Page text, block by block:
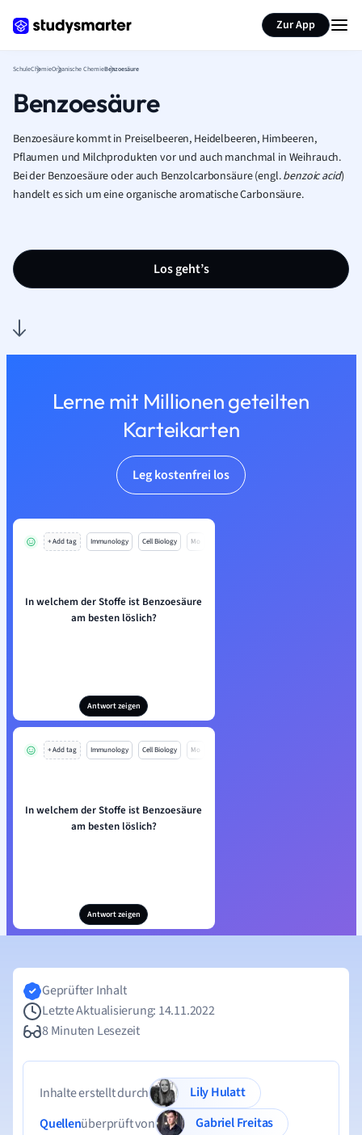
Zur App
SchuleChemieOrganische ChemieBenzoesäure
Benzoesäure
Benzoesäure kommt in Preiselbeeren, Heidelbeeren, Himbeeren,
Pflaumen und Milchprodukten vor und auch manchmal in Weihrauch.
Bei der Benzoesäure oder auch Benzolcarbonsäure (engl.benzoic acid)
handelt es sich um eine organische aromatische Carbonsäure.
Los geht’s
Lerne mit Millionen geteilten
Karteikarten
Leg kostenfrei los
+ Add tag Immunology Cell Biology Mo
In welchem der Stoffe ist Benzoesäure
am besten löslich?
Antwort zeigen
+ Add tag Immunology Cell Biology Mo
In welchem der Stoffe ist Benzoesäure
am besten löslich?
Antwort zeigen
Seite zusammenfassen
Geprüfter Inhalt
Letzte Aktualisierung: 14.11.2022
8 Minuten Lesezeit
Inhalte erstellt durch
Lily Hulatt
Quellenüberprüft von
Gabriel Freitas